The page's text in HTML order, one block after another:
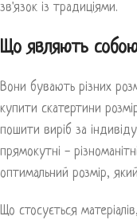
зв'язок із традиціями.
Що являють собою
Вони бувають різних
купити скатертини
пошити виріб за
прямокутні -
оптимальний розмір,
Що стосується